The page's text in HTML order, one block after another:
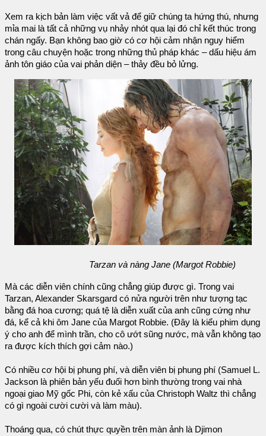
Xem ra kịch bản làm việc vất vả để giữ chúng ta hứng thú, nhưng
mỉa mai là tất cả những vụ nhảy nhót qua lại đó chỉ kết thúc trong
chán ngấy. Bạn không bao giờ có cơ hội cảm nhận nguy hiểm
trong câu chuyện hoặc trong những thủ pháp khác – dấu hiệu ám
ảnh tôn giáo của vai phản diện – thảy đều bỏ lửng.
Tarzan và nàng Jane (Margot Robbie)
Mà các diễn viên chính cũng chẳng giúp được gì. Trong vai
Tarzan, Alexander Skarsgard có nửa người trên như tượng tạc
bằng đá hoa cương; quá tệ là diễn xuất của anh cũng cứng như
đá, kể cả khi ôm Jane của Margot Robbie. (Đây là kiểu phim dụng
ý cho anh để mình trần, cho cô ướt sũng nước, mà vẫn không tạo
ra được kích thích gợi cảm nào.)
Có nhiều cơ hội bị phung phí, và diễn viên bị phung phí (Samuel L.
Jackson là phiên bản yếu đuối hơn bình thường trong vai nhà
ngoại giao Mỹ gốc Phi, còn kẻ xấu của Christoph Waltz thì chẳng
có gì ngoài cười cười và làm màu).
Thoáng qua, có chút thực quyền trên màn ảnh là Djimon